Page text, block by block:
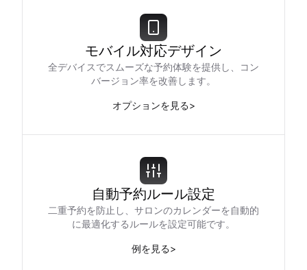
モバイル対応デザイン
全デバイスでスムーズな予約体験を提供し、コン
バージョン率を改善します。
オプションを見る>
自動予約ルール設定
二重予約を防止し、サロンのカレンダーを自動的
に最適化するルールを設定可能です。
例を見る>